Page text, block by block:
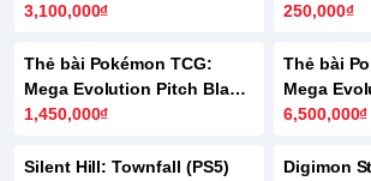
Trainer Box
3,100,000₫
ME05 -
250,000₫
Thẻ bài Pokémon TCG:
Mega Evolution Pitch Black
ME05 - Booster Bundle (6
1,450,000₫
Thẻ bài
Mega
ME05 -
6,500,000₫
Silent Hill: Townfall (PS5)
Digimon